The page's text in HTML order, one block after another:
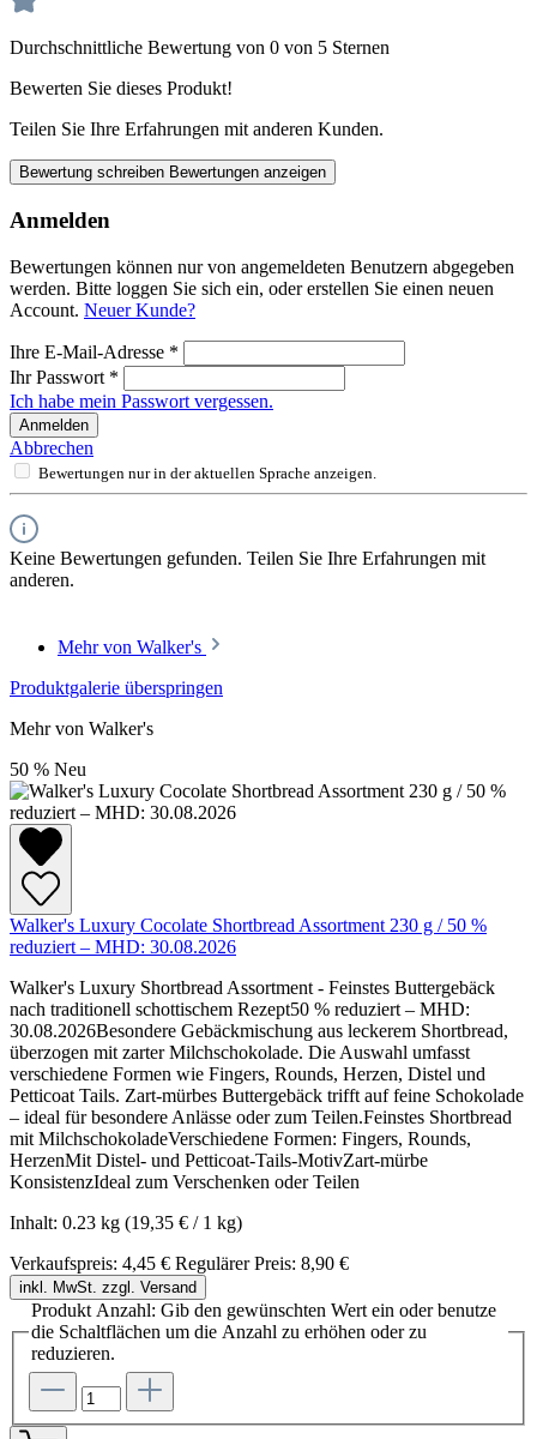
Durchschnittliche Bewertung von 0 von 5 Sternen
Bewerten Sie dieses Produkt!
Teilen Sie Ihre Erfahrungen mit anderen Kunden.
Bewertung schreiben Bewertungen anzeigen
Anmelden
Bewertungen können nur von angemeldeten Benutzern abgegeben
werden. Bitte loggen Sie sich ein, oder erstellen Sie einen neuen
Account. Neuer Kunde?
Ihre E-Mail-Adresse *
Ihr Passwort *
Ich habe mein Passwort vergessen.
Anmelden
Abbrechen
Bewertungen nur in der aktuellen Sprache anzeigen.
Keine Bewertungen gefunden. Teilen Sie Ihre Erfahrungen mit
anderen.
Mehr von Walker's
Produktgalerie überspringen
Mehr von Walker's
50 % Neu
Walker's Luxury Cocolate Shortbread Assortment 230 g / 50 %
reduziert – MHD: 30.08.2026
Walker's Luxury Shortbread Assortment - Feinstes Buttergebäck
nach traditionell schottischem Rezept50 % reduziert – MHD:
30.08.2026Besondere Gebäckmischung aus leckerem Shortbread,
überzogen mit zarter Milchschokolade. Die Auswahl umfasst
verschiedene Formen wie Fingers, Rounds, Herzen, Distel und
Petticoat Tails. Zart-mürbes Buttergebäck trifft auf feine Schokolade
– ideal für besondere Anlässe oder zum Teilen.Feinstes Shortbread
mit MilchschokoladeVerschiedene Formen: Fingers, Rounds,
HerzenMit Distel- und Petticoat-Tails-MotivZart-mürbe
KonsistenzIdeal zum Verschenken oder Teilen
Inhalt: 0.23 kg (19,35 € / 1 kg)
Verkaufspreis: 4,45 € Regulärer Preis: 8,90 €
inkl. MwSt. zzgl. Versand
Produkt Anzahl: Gib den gewünschten Wert ein oder benutze
die Schaltflächen um die Anzahl zu erhöhen oder zu
reduzieren.